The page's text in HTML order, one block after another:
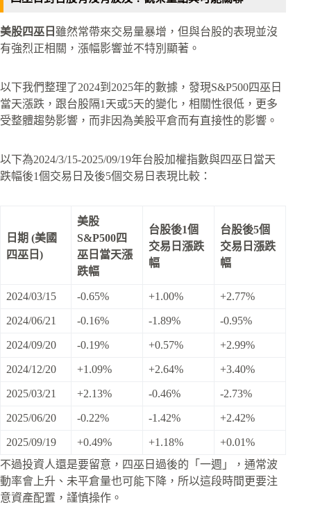
美股四巫日 雖然常帶來交易量暴增，但與台股的表現並沒
有強烈正相關，漲幅影響並不特別顯著。
以下我們整理了2024到2025年的數據，發現S&P500四巫日
當天漲跌，跟台股隔1天或5天的變化，相關性很低，更多
受整體趨勢影響，而非因為美股平倉而有直接性的影響。
以下為2024/3/15-2025/09/19年台股加權指數與四巫日當天
跌幅後1個交易日及後5個交易日表現比較：
日期 (美國
四巫日)
美股
S&P500四
巫日當天漲
跌幅
台股後1個
交易日漲跌
幅
台股後5個
交易日漲跌
幅
2024/03/15 -0.65% +1.00% +2.77%
2024/06/21 -0.16% -1.89% -0.95%
2024/09/20 -0.19% +0.57% +2.99%
2024/12/20 +1.09% +2.64% +3.40%
2025/03/21 +2.13% -0.46% -2.73%
2025/06/20 -0.22% -1.42% +2.42%
2025/09/19 +0.49% +1.18%
+0.01%
不過投資人還是要留意，四巫日過後的「一週」，通常波
動率會上升、未平倉量也可能下降，所以這段時間更要注
意資產配置，謹慎操作。